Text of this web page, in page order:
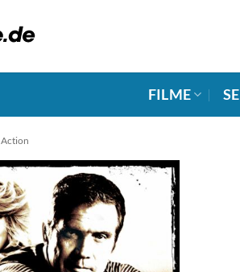
FILME
Action